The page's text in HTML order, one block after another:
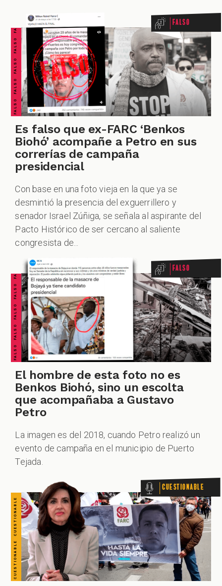
ZOOM
FALSO FALSO FALSO FALSO FALSO FALSO FALSO Falso
Es falso que ex-FARC ‘Benkos
Biohó’ acompañe a Petro en sus
correrías de campaña
presidencial
Con base en una foto vieja en la que ya se
desmintió la presencia del exguerrillero y
senador Israel Zúñiga, se señala al aspirante del
Pacto Histórico de ser cercano al saliente
congresista de...
FALSO FALSO FALSO FALSO FALSO FALSO FALSO Falso
El hombre de esta foto no es
Benkos Biohó, sino un escolta
que acompañaba a Gustavo
Petro
La imagen es del 2018, cuando Petro realizó un
evento de campaña en el municipio de Puerto
Tejada.
CUESTIONABLE CUESTIONABLE CUESTIONABLE CUESTIONABLE CUESTIONABLE CUESTIONABLE CUESTIONABLE Cuestionable